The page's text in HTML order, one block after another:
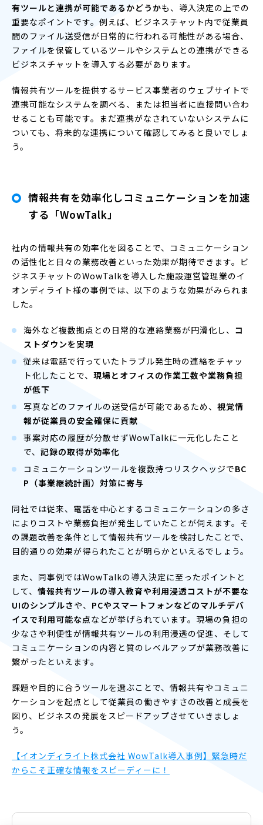
有ツールと連携が可能であるかどうかも、導入決定の上での
重要なポイントです。例えば、ビジネスチャット内で従業員
間のファイル送受信が日常的に行われる可能性がある場合、
ファイルを保管しているツールやシステムとの連携ができる
ビジネスチャットを導入する必要があります。
情報共有ツールを提供するサービス事業者のウェブサイトで
連携可能なシステムを調べる、または担当者に直接問い合わ
せることも可能です。まだ連携がなされていないシステムに
ついても、将来的な連携について確認してみると良いでしょ
う。
情報共有を効率化しコミュニケーションを加速
する「WowTalk」
社内の情報共有の効率化を図ることで、コミュニケーション
の活性化と日々の業務改善といった効果が期待できます。ビ
ジネスチャットのWowTalkを導入した施設運営管理業のイ
オンディライト様の事例では、以下のような効果がみられま
した。
海外など複数拠点との日常的な連絡業務が円滑化し、 コ
ストダウンを実現
従来は電話で行っていたトラブル発生時の連絡をチャッ
ト化したことで、 現場とオフィスの作業工数や業務負担
が低下
写真などのファイルの送受信が可能であるため、 視覚情
報が従業員の安全確保に貢献
事案対応の履歴が分散せずWowTalkに一元化したこと
で、 記録の取得が効率化
コミュニケーションツールを複数持つリスクヘッジでBC
P（事業継続計画）対策に寄与
同社では従来、電話を中心とするコミュニケーションの多さ
によりコストや業務負担が発生していたことが伺えます。そ
の課題改善を条件として情報共有ツールを検討したことで、
目的通りの効果が得られたことが明らかといえるでしょう。
また、同事例ではWowTalkの導入決定に至ったポイントと
して、 情報共有ツールの導入教育や利用浸透コストが不要な
UIのシンプルさや、 PCやスマートフォンなどのマルチデバ
イスで利用可能な点などが挙げられています。現場の負担の
少なさや利便性が情報共有ツールの利用浸透の促進、そして
コミュニケーションの内容と質のレベルアップが業務改善に
繋がったといえます。
課題や目的に合うツールを選ぶことで、情報共有やコミュニ
ケーションを起点として従業員の働きやすさの改善と成長を
図り、ビジネスの発展をスピードアップさせていきましょ
う。
【イオンディライト株式会社 WowTalk導入事例】緊急時だ
からこそ正確な情報をスピーディーに！